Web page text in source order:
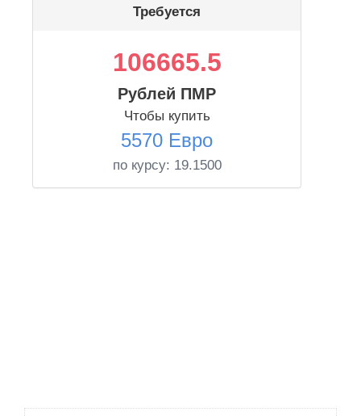
Требуется
106665.5
Рублей ПМР
Чтобы купить
5570 Евро
по курсу: 19.1500